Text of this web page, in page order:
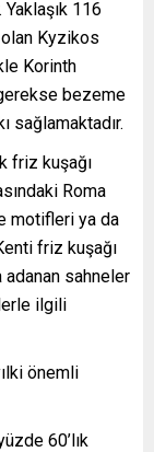
116
Kyzikos
Korinth
bezeme
sağlamaktadır.
friz kuşağı
Roma
motifleri ya da
friz kuşağı
adanan sahneler
ilgili
önemli
60’lık